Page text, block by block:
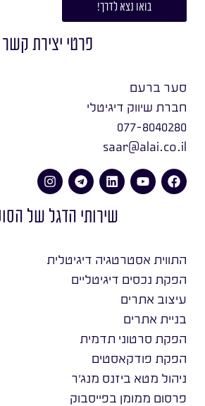
בואו נצא לדרך!
פרטי יצירת קשר
סער ברעם
חברת שיווק דיגיטלי
077-8040280
saar@alai.co.il
שירותי הדגל של
התווית אסטרטגיה דיגיטלית
הפקת נכסים דיגיטליים
עיצוב אתרים
בניית אתרים
הפקת סרטוני תדמית
הפקת פודקאסטים
ניהול מטא ביזנס מנג׳ר
פרסום ממומן בפייסבוק